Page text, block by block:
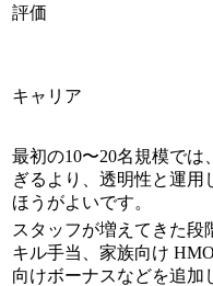
評価
キャリア
最初の10〜20名規模では
ぎるより、透明性と運用
ほうがよいです。
スタッフが増えてきた段
キル手当、家族向け
向けボーナスなどを追加